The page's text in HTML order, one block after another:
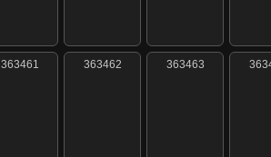
363461 363462 363463